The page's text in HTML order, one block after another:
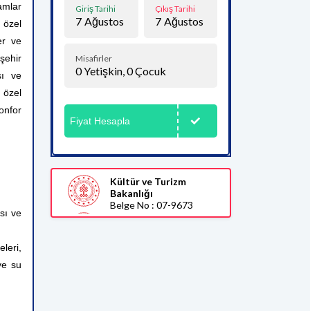
ve
ve
özel
ve
su
Giriş Tarihi
7 Ağustos
Çıkış Tarihi
7 Ağustos
Misafirler
0Yetişkin,0Çocuk
Fiyat Hesapla
Kültür ve Turizm
Bakanlığı
Belge No : 07-9673